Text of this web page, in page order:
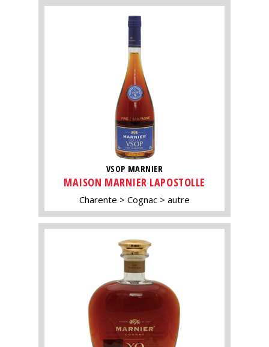
VSOP MARNIER
MAISON MARNIER LAPOSTOLLE
Charente Cognac autre